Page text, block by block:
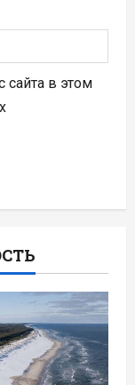
сайта в этом